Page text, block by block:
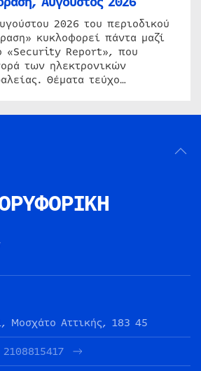
2026 του περιοδικού
κυκλοφορεί πάντα μαζί
«Security Report», που
των ηλεκτρονικών
Θέματα τεύχο…
Μοσχάτο Αττικής, 183 45
2108815417